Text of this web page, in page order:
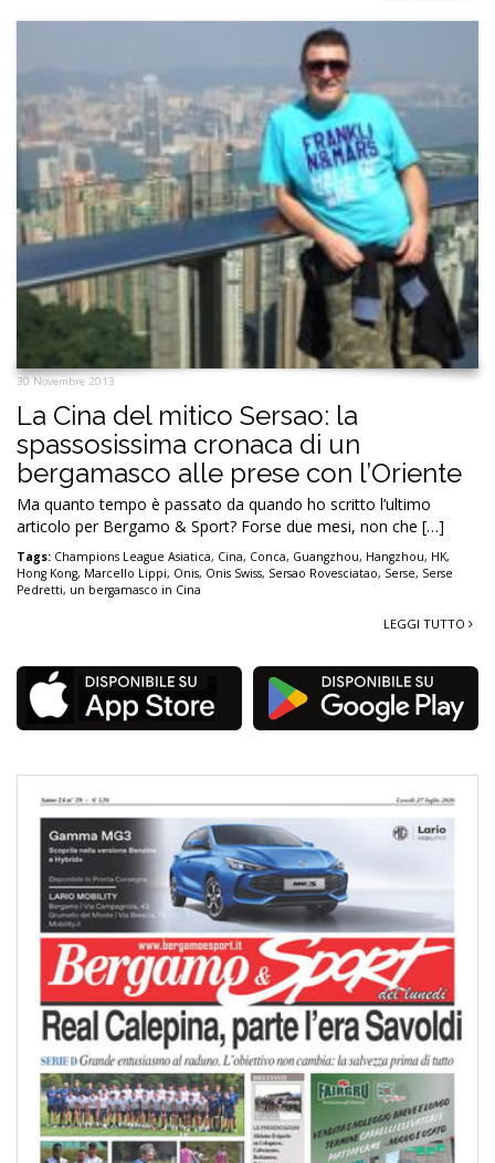
30 Novembre 2013
La Cina del mitico Sersao: la
spassosissima cronaca di un
bergamasco alle prese con l’Oriente
Ma quanto tempo è passato da quando ho scritto l’ultimo
articolo per Bergamo & Sport? Forse due mesi, non che […]
Tags: Champions League Asiatica, Cina, Conca, Guangzhou, Hangzhou, HK,
Hong Kong, Marcello Lippi, Onis, Onis Swiss, Sersao Rovesciatao, Serse, Serse
Pedretti, un bergamasco in Cina
LEGGI TUTTO